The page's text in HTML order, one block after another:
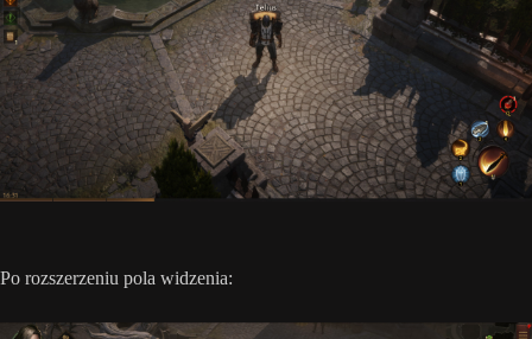
Po rozszerzeniu pola widzenia: